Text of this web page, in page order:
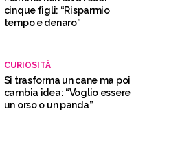
cinque figli: “Risparmio
tempo e denaro”
CURIOSITÀ
Si trasforma un cane ma poi
cambia idea: “Voglio essere
un orso o un panda”